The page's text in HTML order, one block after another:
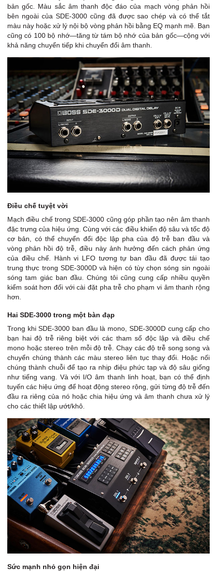
bản gốc. Màu sắc âm thanh độc đáo của mạch vòng phản hồi
bên ngoài của SDE-3000 cũng đã được sao chép và có thể tắt
màu này hoặc xử lý nội bộ vòng phản hồi bằng EQ mạnh mẽ. Bạn
cũng có 100 bộ nhớ—tăng từ tám bộ nhớ của bản gốc—cộng với
khả năng chuyển tiếp khi chuyển đổi âm thanh.
Điều chế tuyệt vời
Mạch điều chế trong SDE-3000 cũng góp phần tạo nên âm thanh
đặc trưng của hiệu ứng. Cùng với các điều khiển độ sâu và tốc độ
cơ bản, có thể chuyển đổi độc lập pha của độ trễ ban đầu và
vòng phản hồi độ trễ, điều này ảnh hưởng đến cách phản ứng
của điều chế. Hành vi LFO tương tự ban đầu đã được tái tạo
trung thực trong SDE-3000D và hiện có tùy chọn sóng sin ngoài
sóng tam giác ban đầu. Chúng tôi cũng cung cấp nhiều quyền
kiểm soát hơn đối với cài đặt pha trễ cho phạm vi âm thanh rộng
hơn.
Hai SDE-3000 trong một bàn đạp
Trong khi SDE-3000 ban đầu là mono, SDE-3000D cung cấp cho
bạn hai độ trễ riêng biệt với các tham số độc lập và điều chế
mono hoặc stereo trên mỗi độ trễ. Chạy các độ trễ song song và
chuyển chúng thành các màu stereo liên tục thay đổi. Hoặc nối
chúng thành chuỗi để tạo ra nhịp điệu phức tạp và độ sâu giống
như tiếng vang. Và với I/O âm thanh linh hoạt, bạn có thể định
tuyến các hiệu ứng để hoạt động stereo rộng, gửi từng độ trễ đến
đầu ra riêng của nó hoặc chia hiệu ứng và âm thanh chưa xử lý
cho các thiết lập ướt/khô.
Sức mạnh nhỏ gọn hiện đại